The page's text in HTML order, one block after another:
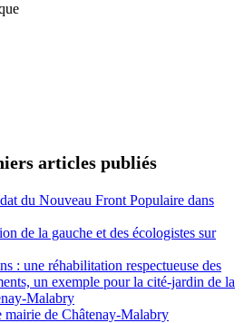
articles publiés
du Nouveau Front Populaire dans
de la gauche et des écologistes sur
: une réhabilitation respectueuse des
un exemple pour la cité-jardin de la
Malabry
de Châtenay-Malabry